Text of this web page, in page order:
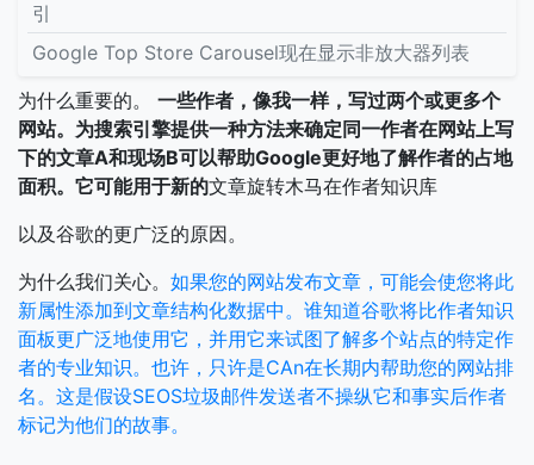
引
Google Top Store Carousel现在显示非放大器列表
为什么重要的。 一些作者，像我一样，写过两个或更多个
网站。为搜索引擎提供一种方法来确定同一作者在网站上写
下的文章A和现场B可以帮助Google更好地了解作者的占地
面积。它可能用于新的文章旋转木马在作者知识库
以及谷歌的更广泛的原因。
为什么我们关心。 如果您的网站发布文章，可能会使您将此
新属性添加到文章结构化数据中。谁知道谷歌将比作者知识
面板更广泛地使用它，并用它来试图了解多个站点的特定作
者的专业知识。也许，只许是CAn在长期内帮助您的网站排
名。这是假设SEOS垃圾邮件发送者不操纵它和事实后作者
标记为他们的故事。